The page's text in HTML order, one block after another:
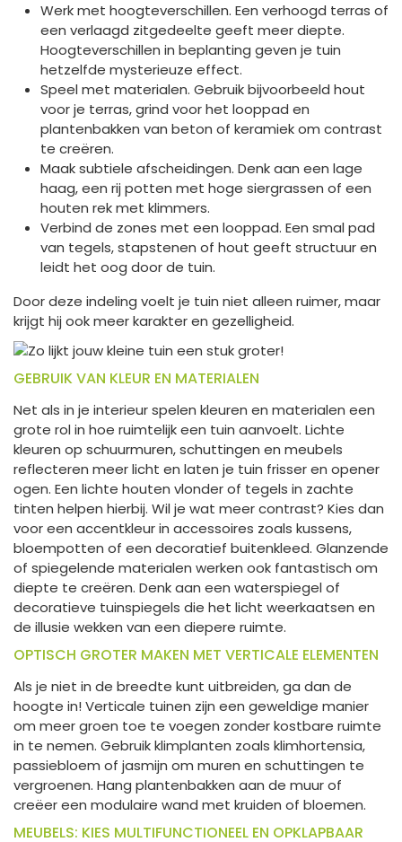
Werk met hoogteverschillen. Een verhoogd terras of
een verlaagd zitgedeelte geeft meer diepte.
Hoogteverschillen in beplanting geven je tuin
hetzelfde mysterieuze effect.
Speel met materialen. Gebruik bijvoorbeeld hout
voor je terras, grind voor het looppad en
plantenbakken van beton of keramiek om contrast
te creëren.
Maak subtiele afscheidingen. Denk aan een lage
haag, een rij potten met hoge siergrassen of een
houten rek met klimmers.
Verbind de zones met een looppad. Een smal pad
van tegels, stapstenen of hout geeft structuur en
leidt het oog door de tuin.
Door deze indeling voelt je tuin niet alleen ruimer, maar
krijgt hij ook meer karakter en gezelligheid.
GEBRUIK VAN KLEUR EN MATERIALEN
Net als in je interieur spelen kleuren en materialen een
grote rol in hoe ruimtelijk een tuin aanvoelt. Lichte
kleuren op schuurmuren, schuttingen en meubels
reflecteren meer licht en laten je tuin frisser en opener
ogen. Een lichte houten vlonder of tegels in zachte
tinten helpen hierbij. Wil je wat meer contrast? Kies dan
voor een accentkleur in accessoires zoals kussens,
bloempotten of een decoratief buitenkleed. Glanzende
of spiegelende materialen werken ook fantastisch om
diepte te creëren. Denk aan een waterspiegel of
decoratieve tuinspiegels die het licht weerkaatsen en
de illusie wekken van een diepere ruimte.
OPTISCH GROTER MAKEN MET VERTICALE ELEMENTEN
Als je niet in de breedte kunt uitbreiden, ga dan de
hoogte in! Verticale tuinen zijn een geweldige manier
om meer groen toe te voegen zonder kostbare ruimte
in te nemen. Gebruik klimplanten zoals klimhortensia,
passiebloem of jasmijn om muren en schuttingen te
vergroenen. Hang plantenbakken aan de muur of
creëer een modulaire wand met kruiden of bloemen.
MEUBELS: KIES MULTIFUNCTIONEEL EN OPKLAPBAAR